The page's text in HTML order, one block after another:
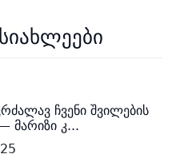
ჩვენი შვილების
მარიზი კ...